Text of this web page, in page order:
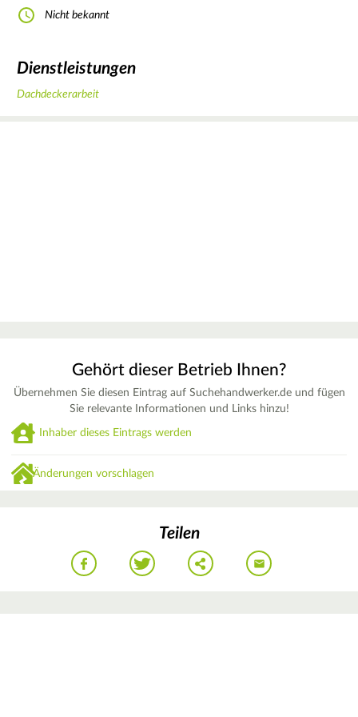
Nicht bekannt
Dienstleistungen
Dachdeckerarbeit
Gehört dieser Betrieb Ihnen?
Übernehmen Sie diesen Eintrag auf Suchehandwerker.de und fügen
Sie relevante Informationen und Links hinzu!
Inhaber dieses Eintrags werden
Änderungen vorschlagen
Teilen